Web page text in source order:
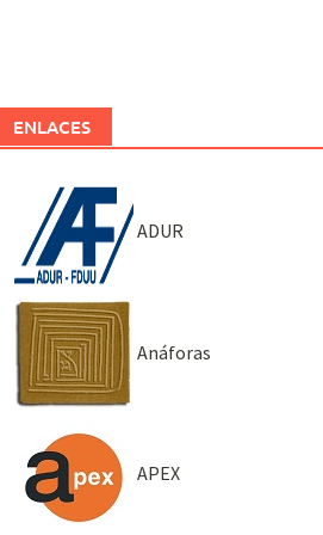
ENLACES
ADUR
Anáforas
APEX